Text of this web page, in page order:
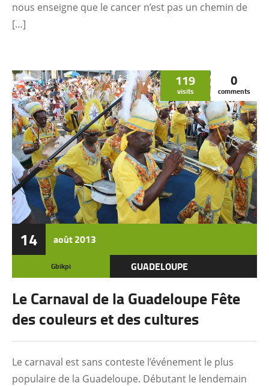
nous enseigne que le cancer n’est pas un chemin de
[…]
14 août2013
119
visits
0
comments
Gbikpi GUADELOUPE
Le Carnaval de la Guadeloupe Fête
des couleurs et des cultures
Le carnaval est sans conteste l’événement le plus
populaire de la Guadeloupe. Débutant le lendemain